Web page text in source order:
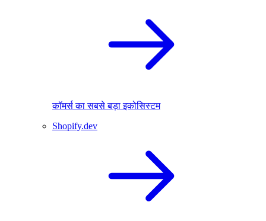
कॉमर्स का सबसे बड़ा इकोसिस्टम
Shopify.dev